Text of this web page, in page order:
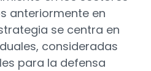
anteriormente en
se centra en
consideradas
para la defensa